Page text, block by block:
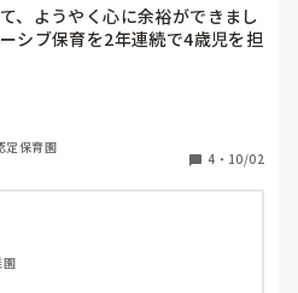
、ようやく心に余裕ができまし
シブ保育を2年連続で4歳児を担
ありました👇
め」のような指導
いと、期日にだいぶ余裕が
ざわざ他の先生にお願いして完
わー！」と言う一方で、保育中
定保育園
4 ・ 10/02
園